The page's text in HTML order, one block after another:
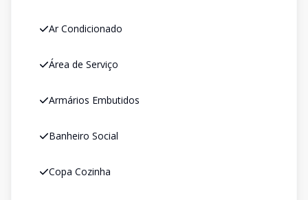
Ar Condicionado
Área de Serviço
Armários Embutidos
Banheiro Social
Copa Cozinha